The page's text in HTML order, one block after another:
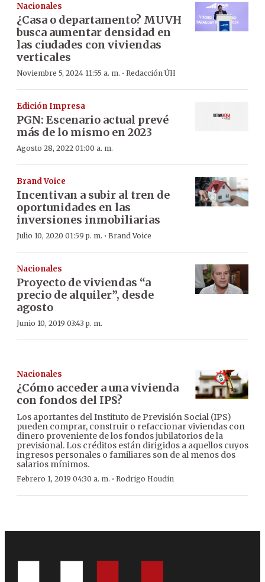
Nacionales
¿Casa o departamento? MUVH
busca aumentar densidad en
las ciudades con viviendas
verticales
Noviembre 5, 2024 11:55 a. m. · Redacción ÚH
Edición Impresa
PGN: Escenario actual prevé
más de lo mismo en 2023
Agosto 28, 2022 01:00 a. m.
Brand Voice
Incentivan a subir al tren de
oportunidades en las
inversiones inmobiliarias
Julio 10, 2020 01:59 p. m. · Brand Voice
Nacionales
Proyecto de viviendas “a
precio de alquiler”, desde
agosto
Junio 10, 2019 03:43 p. m.
Nacionales
¿Cómo acceder a una vivienda
con fondos del IPS?
Los aportantes del Instituto de Previsión Social (IPS)
pueden comprar, construir o refaccionar viviendas con
dinero proveniente de los fondos jubilatorios de la
previsional. Los créditos están dirigidos a aquellos cuyos
ingresos personales o familiares son de al menos dos
salarios mínimos.
Febrero 1, 2019 04:30 a. m. · Rodrigo Houdin